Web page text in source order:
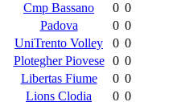
Cmp Bassano
0 0
Padova
0 0
UniTrento Volley
0 0
Plotegher Piovese
0 0
Libertas Fiume
0 0
Lions Clodia
0 0